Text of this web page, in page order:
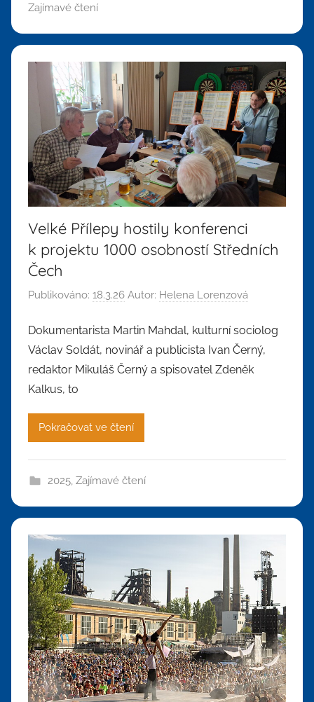
Zajímavé čtení
Velké Přílepy hostily konferenci
k projektu 1000 osobností Středních
Čech
Publikováno: 18.3.26 Autor: Helena Lorenzová
Dokumentarista Martin Mahdal, kulturní sociolog
Václav Soldát, novinář a publicista Ivan Černý,
redaktor Mikuláš Černý a spisovatel Zdeněk
Kalkus, to
Pokračovat ve čtení
2025, Zajímavé čtení